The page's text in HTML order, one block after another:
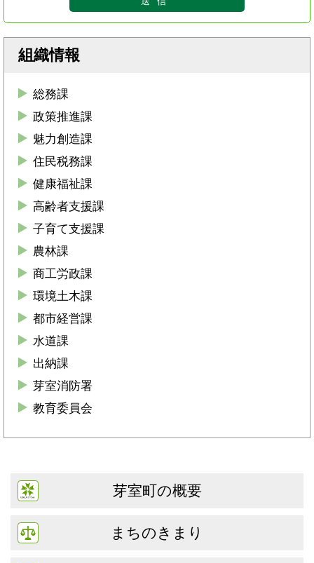
組織情報
総務課
政策推進課
魅力創造課
住民税務課
健康福祉課
高齢者支援課
子育て支援課
農林課
商工労政課
環境土木課
都市経営課
水道課
出納課
芽室消防署
教育委員会
芽室町の概要
まちのきまり